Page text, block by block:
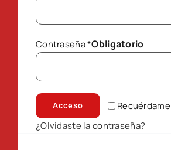
Contraseña*Obligatorio
Recuérdame
Acceso
¿Olvidaste la contraseña?